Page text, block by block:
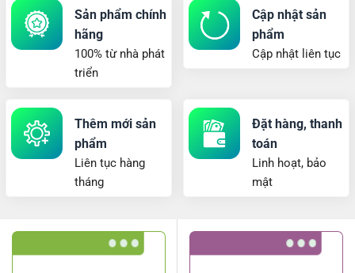
Sản phẩm chính
hãng
100% từ nhà phát
triển
Cập nhật sản
phẩm
Cập nhật liên tục
Thêm mới sản
phẩm
Liên tục hàng
tháng
Đặt hàng, thanh
toán
Linh hoạt, bảo
mật